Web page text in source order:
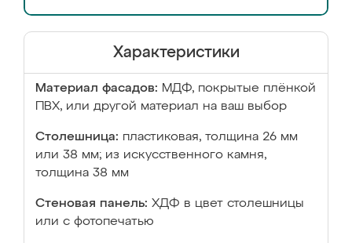
Характеристики
Материал фасадов: МДФ, покрытые плёнкой
ПВХ, или другой материал на ваш выбор
Столешница: пластиковая, толщина 26 мм
или 38 мм; из искусственного камня,
толщина 38 мм
Стеновая панель: ХДФ в цвет столешницы
или с фотопечатью